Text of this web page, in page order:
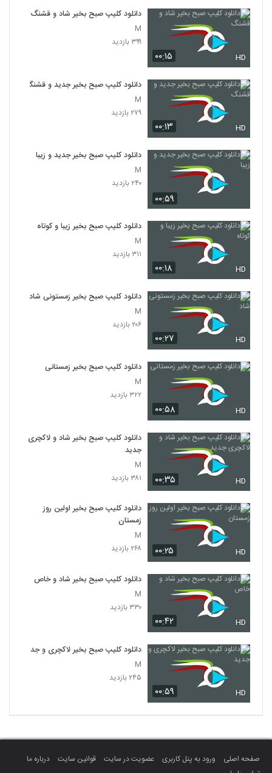
۰۰:۱۵ HD
دانلود کلیپ صبح بخیر شاد و قشنگ
M
۳۹۹ بازدید
۰۰:۱۳ HD
دانلود کلیپ صبح بخیر جدید و قشنگ
M
۲۷۹ بازدید
۰۰:۵۹
دانلود کلیپ صبح بخیر جدید و زیبا
M
۲۴۰ بازدید
۰۰:۱۸ HD
دانلود کلیپ صبح بخیر زیبا و کوتاه
M
۳۱۱ بازدید
۰۰:۲۷ HD
دانلود کلیپ صبح بخیر زمستونی شاد
M
۲۰۶ بازدید
۰۰:۵۸ HD
دانلود کلیپ صبح بخیر زمستانی
M
۳۲۲ بازدید
۰۰:۳۵ HD
دانلود کلیپ صبح بخیر شاد و لاکچری
جدید
M
۳۸۱ بازدید
۰۰:۲۵ HD
دانلود کلیپ صبح بخیر اولین روز
زمستان
M
۲۶۸ بازدید
۰۰:۴۲ HD
دانلود کلیپ صبح بخیر شاد و خاص
M
۳۳۰ بازدید
۰۰:۵۹ HD
دانلود کلیپ صبح بخیر لاکچری و جدید
M
۲۴۵ بازدید
صفحه اصلی ورود به پنل کاربری عضویت در سایت قوانین سایت
درباره ما